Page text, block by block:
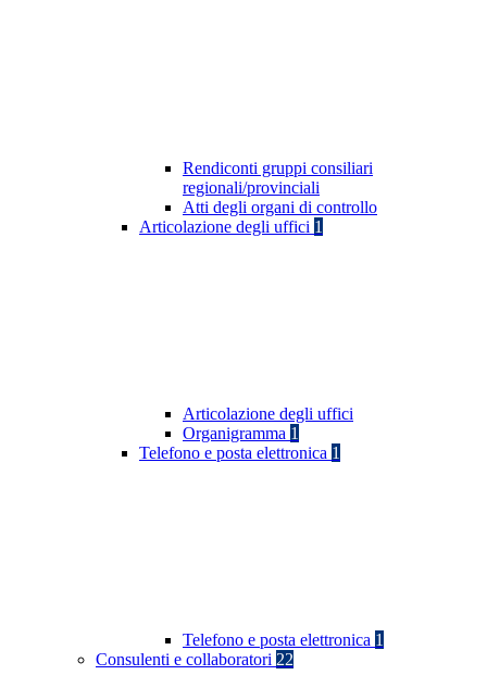
Rendiconti gruppi consiliari
regionali/provinciali
Atti degli organi di controllo
Articolazione degli uffici 1
Articolazione degli uffici
Organigramma 1
Telefono e posta elettronica 1
Telefono e posta elettronica 1
Consulenti e collaboratori 22